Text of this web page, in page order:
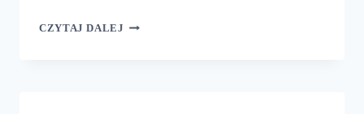
CZYTAJ DALEJ KLIMAT,